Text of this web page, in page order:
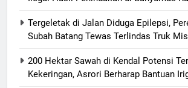
Tergeletak di Jalan Diduga Epilepsi,
Subah Batang Tewas Terlindas Truk
200 Hektar Sawah di Kendal Potensi
Kekeringan, Asrori Berharap Bantuan